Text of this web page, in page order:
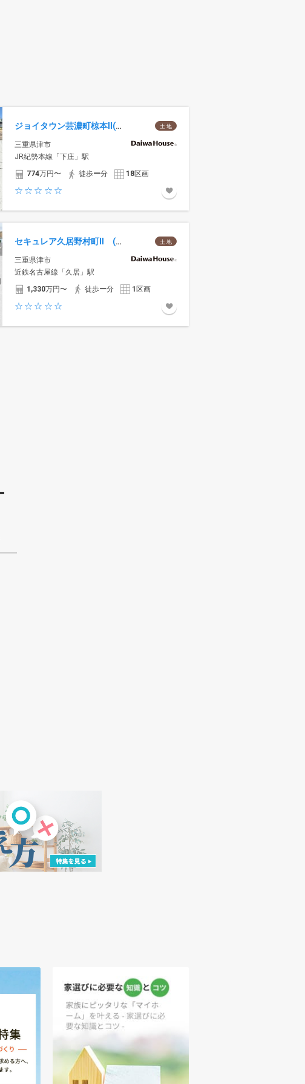
土 地
ジョイタウン芸濃町椋本II(建築条件付宅地分譲)
三重県津市
JR紀勢本線「下庄」駅
774万円〜 徒歩ー分 18区画
土 地
セキュレア久居野村町II (建築条件付宅地分譲)
三重県津市
近鉄名古屋線「久居」駅
1,330万円〜 徒歩ー分 1 区画